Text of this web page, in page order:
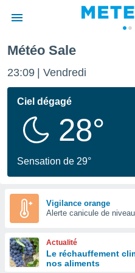
de
Météo Sale
23:09 Vendredi
Ciel dégagé
28°
Sensation de 29°
Vigilance orange
Alerte canicule de
Actualité
Le réchauffement
nos aliments